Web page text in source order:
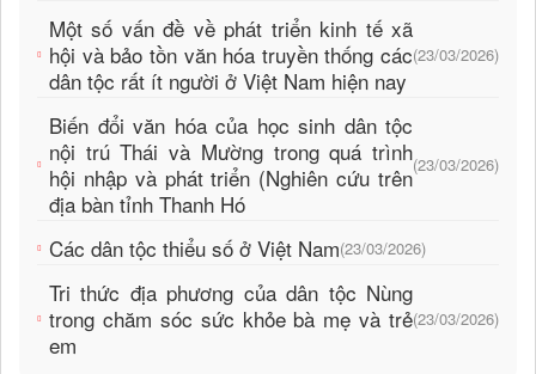
Một số vấn đề về phát triển kinh tế xã
hội và bảo tồn văn hóa truyền thống các
dân tộc rất ít người ở Việt Nam hiện nay
(23/03/2026)
Biến đổi văn hóa của học sinh dân tộc
nội trú Thái và Mường trong quá trình
hội nhập và phát triển (Nghiên cứu trên
địa bàn tỉnh Thanh Hó
(23/03/2026)
Các dân tộc thiểu số ở Việt Nam(23/03/2026)
Tri thức địa phương của dân tộc Nùng
trong chăm sóc sức khỏe bà mẹ và trẻ
em
(23/03/2026)